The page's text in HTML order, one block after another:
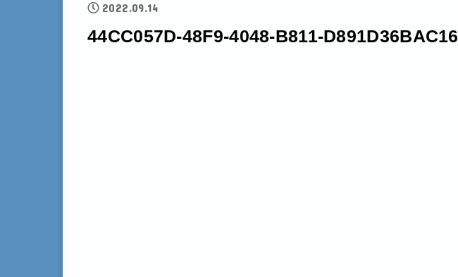
2022.09.14
44CC057D-48F9-4048-B811-D891D36BAC16